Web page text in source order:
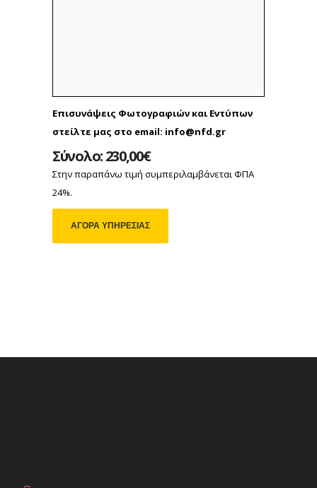
Επισυνάψεις Φωτογραφιών και Εντύπων
στείλτε μας στο email: info@nfd.gr
Σύνολο: 230,00€
Στην παραπάνω τιμή συμπεριλαμβάνεται ΦΠΑ
24%.